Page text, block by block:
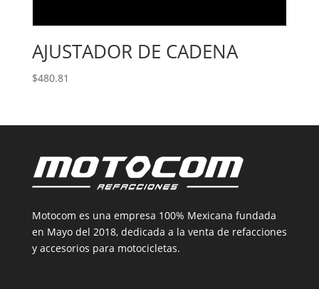
AJUSTADOR DE CADENA
$480.81
Motocom es una empresa 100% Mexicana fundada
en Mayo del 2018, dedicada a la venta de refacciones
y accesorios para motocicletas.